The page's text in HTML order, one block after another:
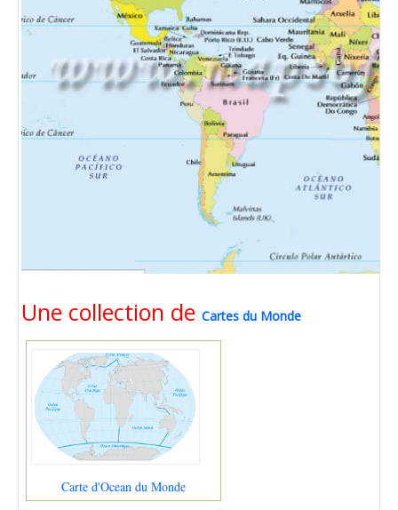
Une collection de Cartes du Monde
Carte d'Ocean du Monde